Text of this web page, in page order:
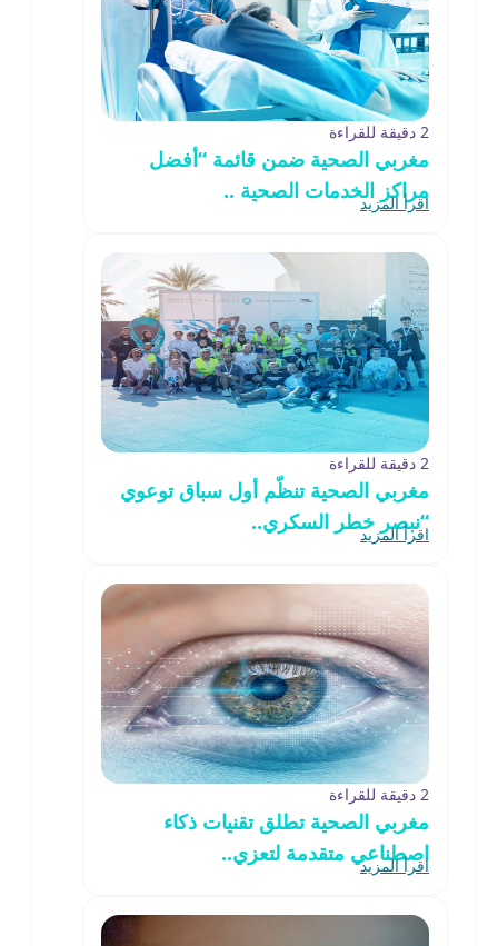
2 دقيقة للقراءة
مغربي الصحية ضمن قائمة “أفضل
مراكز الخدمات الصحية ..
اقرأ المزيد
2 دقيقة للقراءة
مغربي الصحية تنظّم أول سباق توعوي
“نبصر خطر السكري..
اقرأ المزيد
2 دقيقة للقراءة
مغربي الصحية تطلق تقنيات ذكاء
اصطناعي متقدمة لتعزي..
اقرأ المزيد